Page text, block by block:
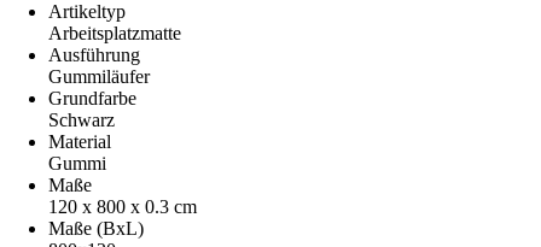
Artikeltyp
Arbeitsplatzmatte
Ausführung
Gummiläufer
Grundfarbe
Schwarz
Material
Gummi
Maße
120 x 800 x 0.3 cm
Maße (BxL)